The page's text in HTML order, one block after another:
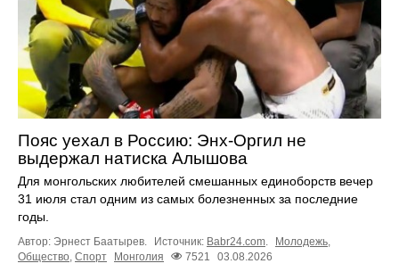
Пояс уехал в Россию: Энх-Оргил не
выдержал натиска Алышова
Для монгольских любителей смешанных единоборств вечер
31 июля стал одним из самых болезненных за последние
годы.
Автор: Эрнест Баатырев. Источник: Babr24.com Молодежь
Общество Спорт Монголия 7521 03.08.2026